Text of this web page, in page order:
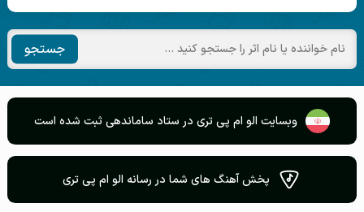
جستجو
وبسایت الو ام پی تری در ستاد ساماندهی ثبت شده است
پخش آهنگ های شما در رسانه الو ام پی تری